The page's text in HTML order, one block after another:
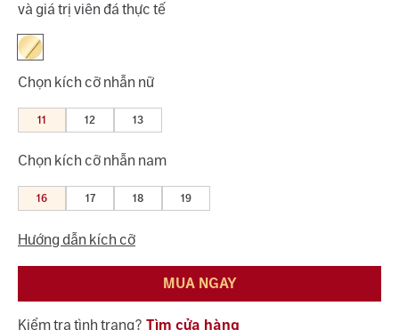
và giá trị viên đá thực tế
Chọn kích cỡ nhẫn nữ
11 12 13
Chọn kích cỡ nhẫn nam
16 17 18 19
Hướng dẫn kích cỡ
MUA NGAY
Kiểm tra tình trạng? Tìm cửa hàng